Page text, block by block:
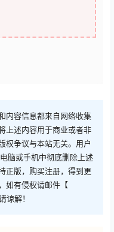
内容信息都来自网络收集
上述内容用于商业或者非
权争议与本站无关。用户
脑或手机中彻底删除上述
正版，购买注册，得到更
如有侵权请邮件【
谅解！